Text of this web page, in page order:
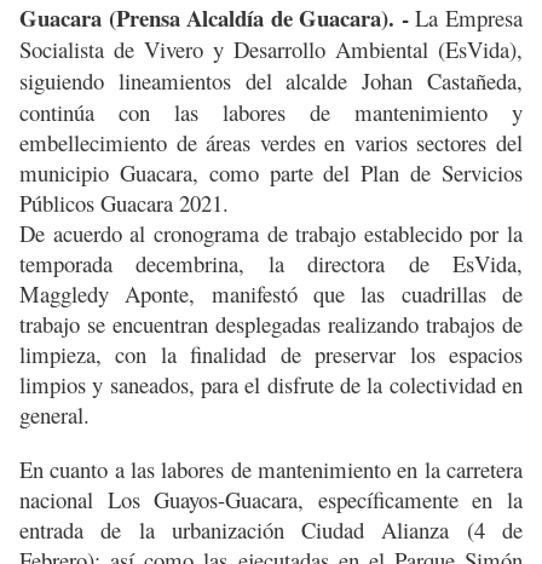
Guacara (Prensa Alcaldía de Guacara). -La Empresa
Socialista de Vivero y Desarrollo Ambiental (EsVida),
siguiendo lineamientos del alcalde Johan Castañeda,
continúa con las labores de mantenimiento y
embellecimiento de áreas verdes en varios sectores del
municipio Guacara, como parte del Plan de Servicios
Públicos Guacara 2021.
De acuerdo al cronograma de trabajo establecido por la
temporada decembrina, la directora de EsVida,
Maggledy Aponte, manifestó que las cuadrillas de
trabajo se encuentran desplegadas realizando trabajos de
limpieza, con la finalidad de preservar los espacios
limpios y saneados, para el disfrute de la colectividad en
general.
En cuanto a las labores de mantenimiento en la carretera
nacional Los Guayos-Guacara, específicamente en la
entrada de la urbanización Ciudad Alianza (4 de